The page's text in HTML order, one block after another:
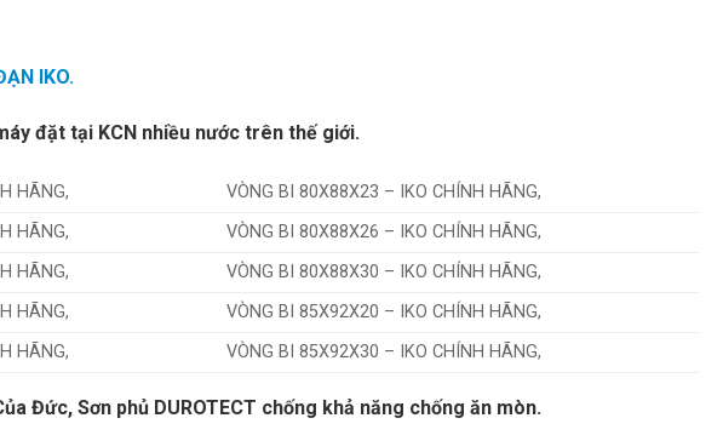
IKO.
đặt tại KCN nhiều nước trên thế giới.
HÃNG,
VÒNG BI 80X88X23 – IKO CHÍNH HÃNG,
HÃNG,
VÒNG BI 80X88X26 – IKO CHÍNH HÃNG,
HÃNG,
VÒNG BI 80X88X30 – IKO CHÍNH HÃNG,
HÃNG,
VÒNG BI 85X92X20 – IKO CHÍNH HÃNG,
HÃNG, VÒNG BI 85X92X30 – IKO CHÍNH HÃNG,
Đức, Sơn phủ DUROTECT chống khả năng chống ăn mòn.